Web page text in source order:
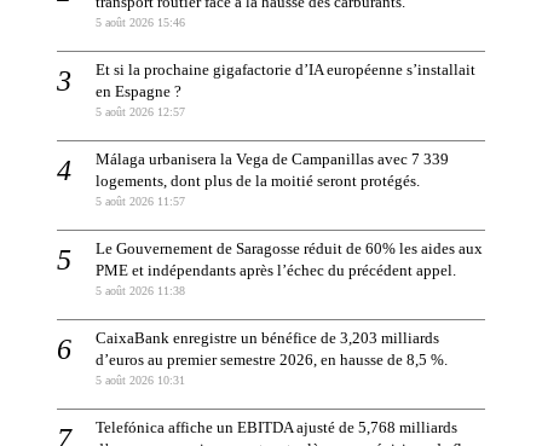
5 août 2026 15:46
Et si la prochaine gigafactorie d’IA européenne s’installait
en Espagne ?
5 août 2026 12:57
Málaga urbanisera la Vega de Campanillas avec 7 339
logements, dont plus de la moitié seront protégés.
5 août 2026 11:57
Le Gouvernement de Saragosse réduit de 60% les aides aux
PME et indépendants après l’échec du précédent appel.
5 août 2026 11:38
CaixaBank enregistre un bénéfice de 3,203 milliards
d’euros au premier semestre 2026, en hausse de 8,5 %.
5 août 2026 10:31
Telefónica affiche un EBITDA ajusté de 5,768 milliards